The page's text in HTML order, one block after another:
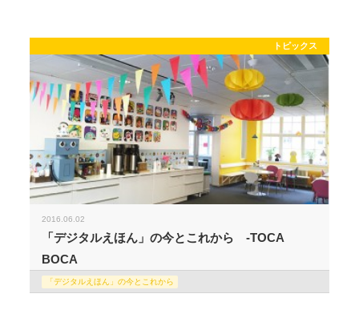
トピックス
2016.06.02
「デジタルえほん」の今とこれから -TOCA
BOCA
「デジタルえほん」の今とこれから